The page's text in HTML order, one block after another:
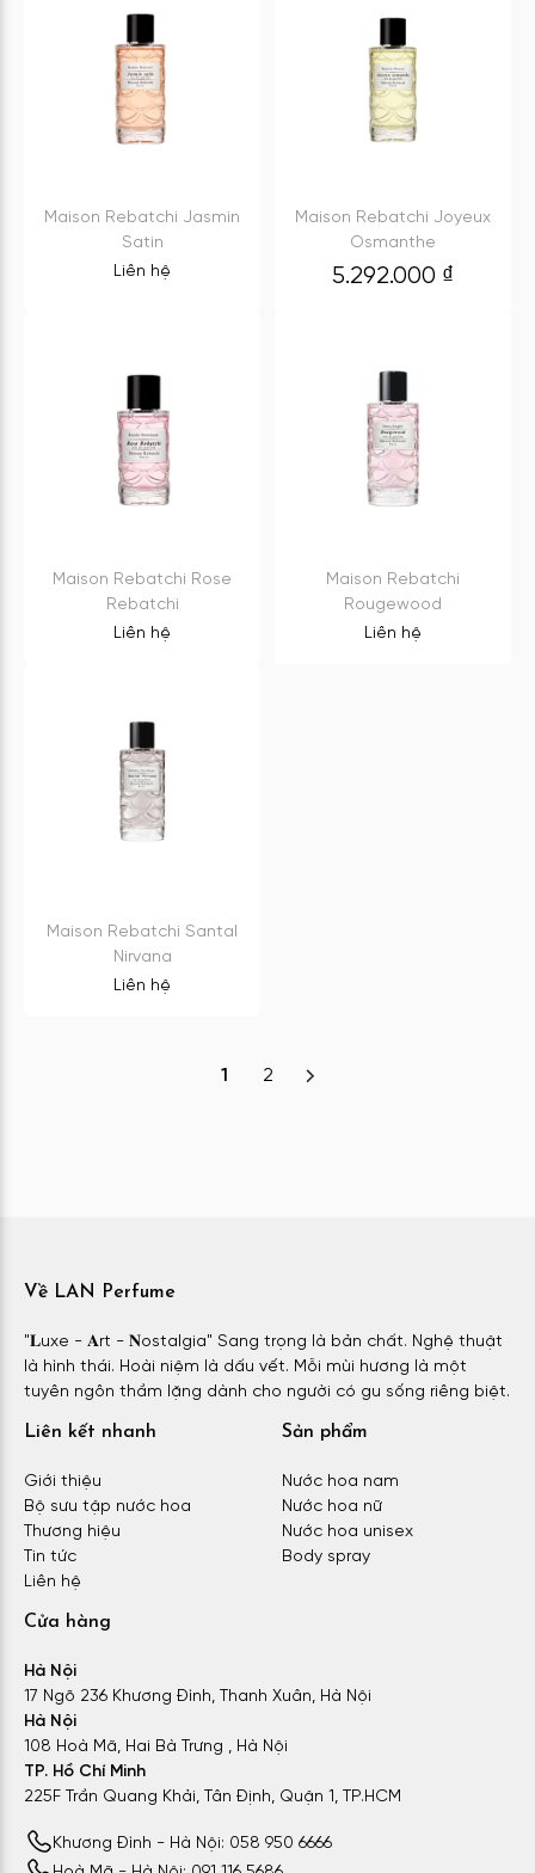
Maison Rebatchi Jasmin
Satin
Liên hệ
Maison Rebatchi Joyeux
Osmanthe
5.292.000 ₫
Maison Rebatchi Rose
Rebatchi
Liên hệ
Maison Rebatchi
Rougewood
Liên hệ
Maison Rebatchi Santal
Nirvana
Liên hệ
1 2
Về LAN Perfume
"𝐋uxe - 𝐀rt - 𝐍ostalgia" Sang trọng là bản chất. Nghệ thuật
là hình thái. Hoài niệm là dấu vết. Mỗi mùi hương là một
tuyên ngôn thầm lặng dành cho người có gu sống riêng biệt.
Liên kết nhanh
Giới thiệu
Bộ sưu tập nước hoa
Thương hiệu
Tin tức
Liên hệ
Sản phẩm
Nước hoa nam
Nước hoa nữ
Nước hoa unisex
Body spray
Cửa hàng
Hà Nội
17 Ngõ 236 Khương Đình, Thanh Xuân, Hà Nội
Hà Nội
108 Hoà Mã, Hai Bà Trưng , Hà Nội
TP. Hồ Chí Minh
225F Trần Quang Khải, Tân Định, Quận 1, TP.HCM
Khương Đình - Hà Nội: 058 950 6666